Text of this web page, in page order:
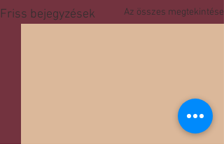
Friss bejegyzések Az összes megtekintése